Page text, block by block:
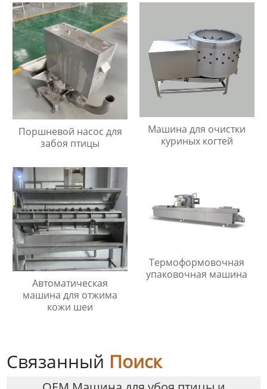
Поршневой насос для
забоя птицы
Машина для очистки
куриных когтей
Автоматическая
машина для отжима
кожи шеи
Термоформовочная
упаковочная машина
Связанный Поиск